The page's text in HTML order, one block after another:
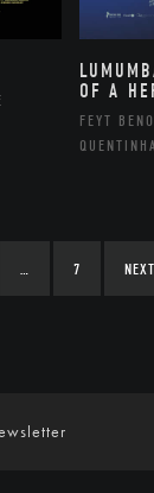
OF A
FEYT
7 NEXT